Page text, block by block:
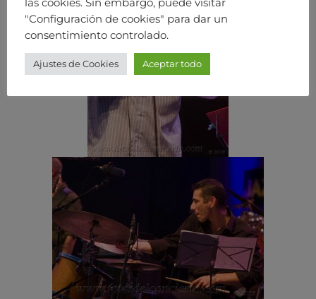
"Configuración de cookies" para dar un
consentimiento controlado.
Ajustes de Cookies Aceptar todo